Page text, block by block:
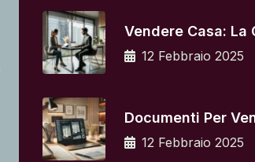
Vendere Casa: La
12 Febbraio 2025
Documenti Per
12 Febbraio 2025